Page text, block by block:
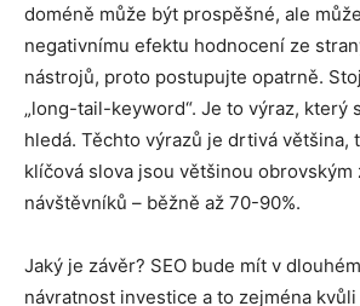
doméně může být prospěšné, ale
negativnímu efektu hodnocení ze
nástrojů, proto postupujte opatrně.
„long-tail-keyword“. Je to výraz, který
hledá. Těchto výrazů je drtivá většina,
klíčová slova jsou většinou obrovským
návštěvníků – běžně až 70-90%.
Jaký je závěr? SEO bude mít v
návratnost investice a to zejména